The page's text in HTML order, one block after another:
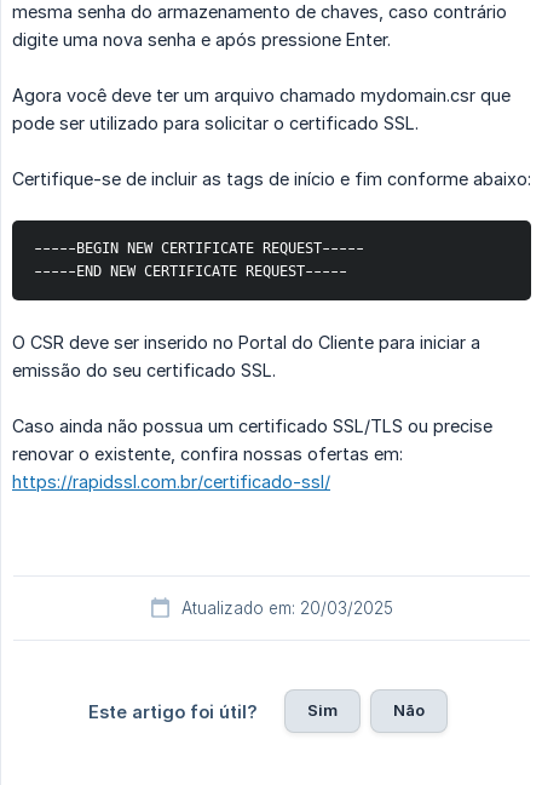
mesma senha do armazenamento de chaves, caso contrário
digite uma nova senha e após pressione Enter.
Agora você deve ter um arquivo chamado mydomain.csr que
pode ser utilizado para solicitar o certificado SSL.
Certifique-se de incluir as tags de início e fim conforme abaixo:
-----BEGIN NEW CERTIFICATE REQUEST-----
-----END NEW CERTIFICATE REQUEST-----
O CSR deve ser inserido no Portal do Cliente para iniciar a
emissão do seu certificado SSL.
Caso ainda não possua um certificado SSL/TLS ou precise
renovar o existente, confira nossas ofertas em:
https://rapidssl.com.br/certificado-ssl/
Atualizado em: 20/03/2025
Este artigo foi útil? Sim Não